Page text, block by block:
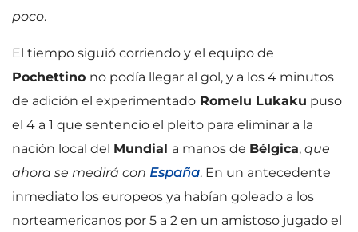
poco.
El tiempo siguió corriendo y el equipo de
Pochettino no podía llegar al gol, y a los 4 minutos
de adición el experimentado Romelu Lukaku puso
el 4 a 1 que sentencio el pleito para eliminar a la
nación local del Mundial a manos de Bélgica, que
ahora se medirá con España. En un antecedente
inmediato los europeos ya habían goleado a los
norteamericanos por 5 a 2 en un amistoso jugado el